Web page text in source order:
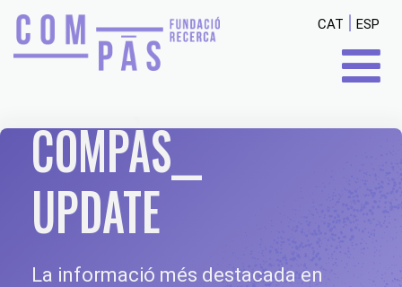
CAT ESP
COMPÀS__
UPDATE
La informació més destacada en